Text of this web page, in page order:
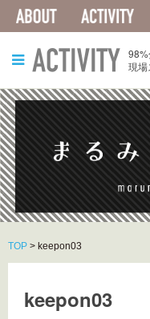
現場
TOP > keepon03
keepon03